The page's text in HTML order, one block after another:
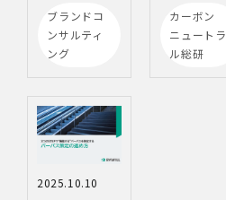
ブランドコ
ンサルティ
ング
カーボン
ニュートラ
ル総研
2025.10.10